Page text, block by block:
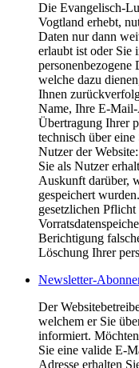
Die Evangelisch-
Vogtland erhebt,
Daten nur dann
erlaubt ist oder Sie
personenbezogene
welche dazu
Ihnen
Name, Ihre E-
Übertragung Ihrer
technisch über
Nutzer der
Sie als Nutzer
Auskunft darüber,
gespeichert
gesetzlichen
Berichtigung
Löschung Ihrer
Newsletter-
Der
welchem er Sie
informiert.
Sie eine valide E-
Adresse erhalten